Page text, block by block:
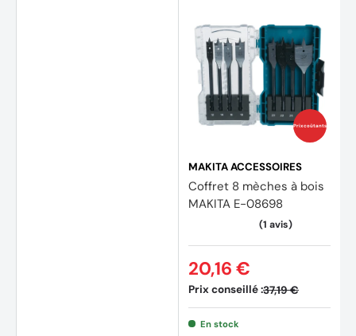
Prix coûtants
MAKITA ACCESSOIRES
Coffret 8 mèches à bois
MAKITA E-08698
Prix conseillé :37,19 €
20,16 €
En stock